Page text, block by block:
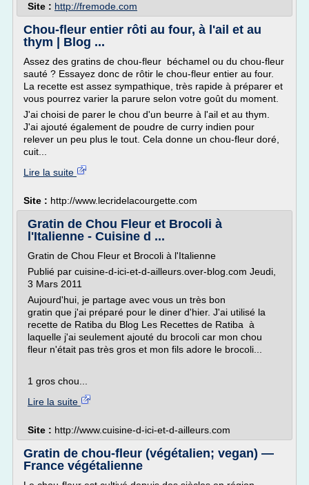
Site : http://fremode.com
Chou-fleur entier rôti au four, à l'ail et au
thym | Blog ...
Assez des gratins de chou-fleur béchamel ou du chou-fleur
sauté ? Essayez donc de rôtir le chou-fleur entier au four.
La recette est assez sympathique, très rapide à préparer et
vous pourrez varier la parure selon votre goût du moment.
J'ai choisi de parer le chou d'un beurre à l'ail et au thym.
J'ai ajouté également de poudre de curry indien pour
relever un peu plus le tout. Cela donne un chou-fleur doré,
cuit...
Lire la suite
Site : http://www.lecridelacourgette.com
Gratin de Chou Fleur et Brocoli à
l'Italienne - Cuisine d ...
Gratin de Chou Fleur et Brocoli à l'Italienne
Publié par cuisine-d-ici-et-d-ailleurs.over-blog.com Jeudi,
3 Mars 2011
Aujourd'hui, je partage avec vous un très bon
gratin que j'ai préparé pour le diner d'hier. J'ai utilisé la
recette de Ratiba du Blog Les Recettes de Ratiba à
laquelle j'ai seulement ajouté du brocoli car mon chou
fleur n'était pas très gros et mon fils adore le brocoli...
1 gros chou...
Lire la suite
Site : http://www.cuisine-d-ici-et-d-ailleurs.com
Gratin de chou-fleur (végétalien; vegan) —
France végétalienne